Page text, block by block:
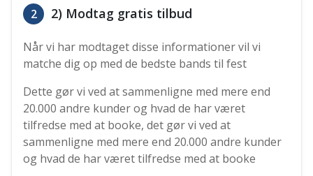
2 2) Modtag gratis tilbud
Når vi har modtaget disse informationer vil vi
matche dig op med de bedste bands til fest
Dette gør vi ved at sammenligne med mere end
20.000 andre kunder og hvad de har været
tilfredse med at booke, det gør vi ved at
sammenligne med mere end 20.000 andre kunder
og hvad de har været tilfredse med at booke